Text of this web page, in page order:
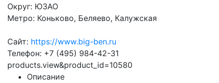
Округ: ЮЗАО
Метро: Коньково, Беляево, Калужская
Сайт: https://www.big-ben.ru
Телефон: +7 (495) 984-42-31
products.view&product_id=10580
Описание